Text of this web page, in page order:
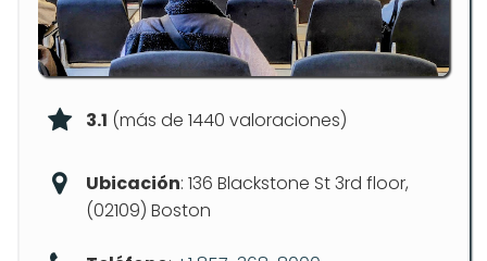
3.1 (más de 1440 valoraciones)
Ubicación: 136 Blackstone St 3rd floor,
(02109) Boston